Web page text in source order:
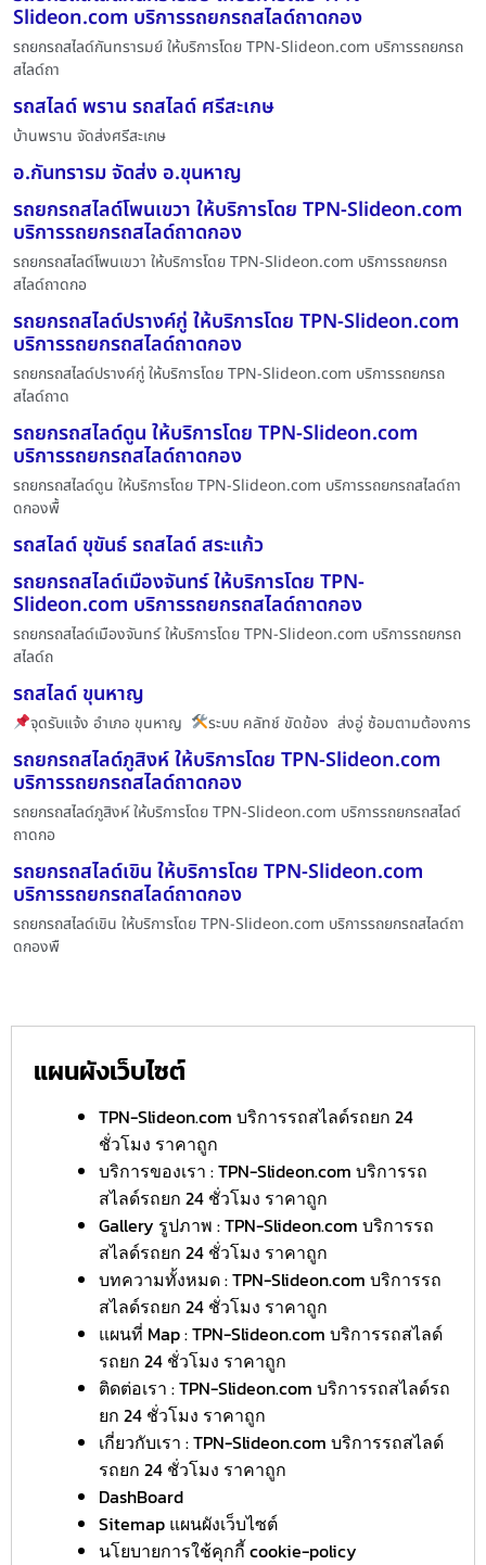
Slideon.com บริการรถยกรถสไลด์ถาดกอง
รถยกรถสไลด์กันทรารมย์ ให้บริการโดย TPN-Slideon.com บริการรถยกรถ
สไลด์ถา
รถสไลด์ พราน รถสไลด์ ศรีสะเกษ
บ้านพราน จัดส่งศรีสะเกษ
อ.กันทรารม จัดส่ง อ.ขุนหาญ
รถยกรถสไลด์โพนเขวา ให้บริการโดย TPN-Slideon.com
บริการรถยกรถสไลด์ถาดกอง
รถยกรถสไลด์โพนเขวา ให้บริการโดย TPN-Slideon.com บริการรถยกรถ
สไลด์ถาดกอ
รถยกรถสไลด์ปรางค์กู่ ให้บริการโดย TPN-Slideon.com
บริการรถยกรถสไลด์ถาดกอง
รถยกรถสไลด์ปรางค์กู่ ให้บริการโดย TPN-Slideon.com บริการรถยกรถ
สไลด์ถาด
รถยกรถสไลด์ดูน ให้บริการโดย TPN-Slideon.com
บริการรถยกรถสไลด์ถาดกอง
รถยกรถสไลด์ดูน ให้บริการโดย TPN-Slideon.com บริการรถยกรถสไลด์ถา
ดกองพื้
รถสไลด์ ขุขันธ์ รถสไลด์ สระแก้ว
รถยกรถสไลด์เมืองจันทร์ ให้บริการโดย TPN-
Slideon.com บริการรถยกรถสไลด์ถาดกอง
รถยกรถสไลด์เมืองจันทร์ ให้บริการโดย TPN-Slideon.com บริการรถยกรถ
สไลด์ถ
รถสไลด์ ขุนหาญ
จุดรับแจ้ง อำเภอ ขุนหาญ ระบบ คลัทช์ ขัดข้อง ส่งอู่ ซ้อมตามต้องการ
รถยกรถสไลด์ภูสิงห์ ให้บริการโดย TPN-Slideon.com
บริการรถยกรถสไลด์ถาดกอง
รถยกรถสไลด์ภูสิงห์ ให้บริการโดย TPN-Slideon.com บริการรถยกรถสไลด์
ถาดกอ
รถยกรถสไลด์เขิน ให้บริการโดย TPN-Slideon.com
บริการรถยกรถสไลด์ถาดกอง
รถยกรถสไลด์เขิน ให้บริการโดย TPN-Slideon.com บริการรถยกรถสไลด์ถา
ดกองพื
แผนผังเว็บไซต์
TPN-Slideon.com บริการรถสไลด์รถยก 24
ชั่วโมง ราคาถูก
บริการของเรา : TPN-Slideon.com บริการรถ
สไลด์รถยก 24 ชั่วโมง ราคาถูก
Gallery รูปภาพ : TPN-Slideon.com บริการรถ
สไลด์รถยก 24 ชั่วโมง ราคาถูก
บทความทั้งหมด : TPN-Slideon.com บริการรถ
สไลด์รถยก 24 ชั่วโมง ราคาถูก
แผนที่ Map : TPN-Slideon.com บริการรถสไลด์
รถยก 24 ชั่วโมง ราคาถูก
ติดต่อเรา : TPN-Slideon.com บริการรถสไลด์รถ
ยก 24 ชั่วโมง ราคาถูก
เกี่ยวกับเรา : TPN-Slideon.com บริการรถสไลด์
รถยก 24 ชั่วโมง ราคาถูก
DashBoard
Sitemap แผนผังเว็บไซต์
นโยบายการใช้คุกกี้ cookie-policy